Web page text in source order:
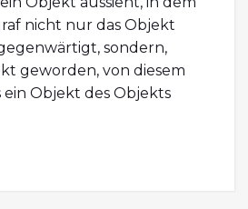
nicht nur das Objekt
sondern,
geworden, von diesem
Objekt des Objekts